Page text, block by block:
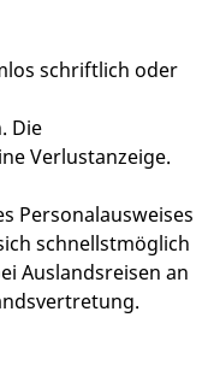
schriftlich oder
Die
Verlustanzeige.
Personalausweises
schnellstmöglich
Auslandsreisen an